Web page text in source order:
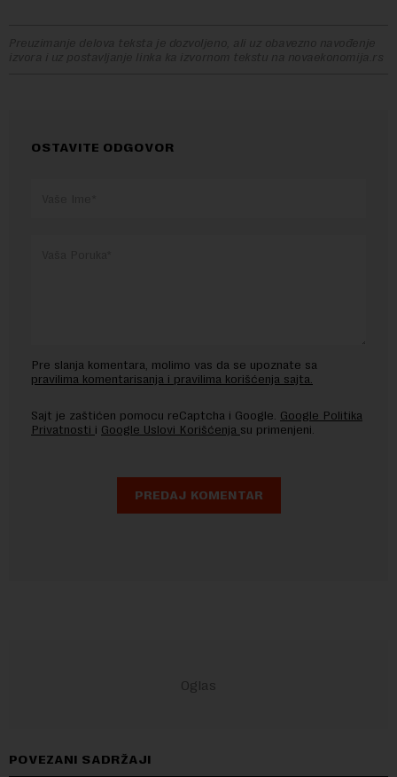
Preuzimanje delova teksta je dozvoljeno, ali uz obavezno navođenje
izvora i uz postavljanje linka ka izvornom tekstu na novaekonomija.rs
OSTAVITE ODGOVOR
Pre slanja komentara, molimo vas da se upoznate sa
pravilima komentarisanja i pravilima korišćenja sajta.
Sajt je zaštićen pomocu reCaptcha i Google. Google Politika
Privatnosti i Google Uslovi Korišćenja su primenjeni.
POVEZANI SADRŽAJI